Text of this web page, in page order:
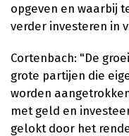
opgeven en waarbij
verder investeren in
Cortenbach: "De
grote partijen die
worden
met geld en
gelokt door het